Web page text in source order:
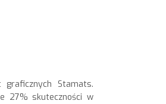
graficznych Stamats.
27% skuteczności w